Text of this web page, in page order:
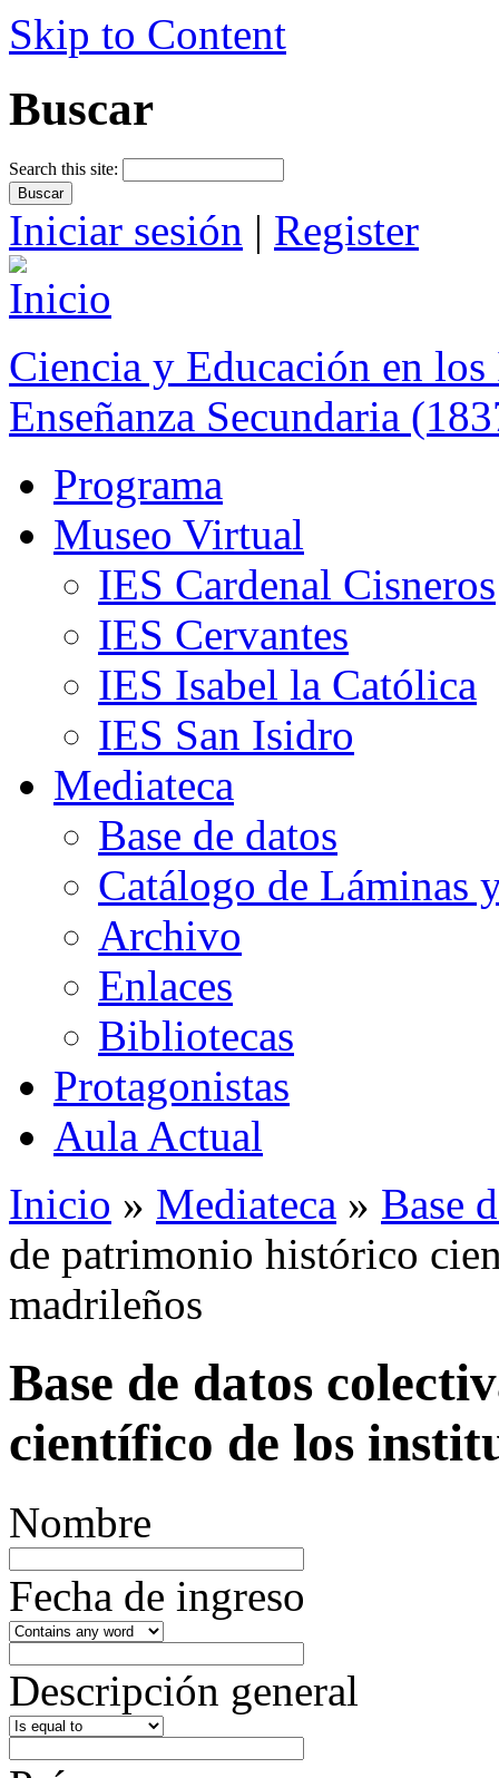
Skip to Content
Buscar
Search this site:
Iniciar sesión | Register
Ciencia y Educación en
Enseñanza Secundaria
Programa
Museo Virtual
IES Cardenal Cisneros
IES Cervantes
IES Isabel la Católica
IES San Isidro
Mediateca
Base de datos
Catálogo de Láminas
Archivo
Enlaces
Bibliotecas
Protagonistas
Aula Actual
Inicio » Mediateca » Base
de patrimonio histórico
madrileños
Base de datos
científico de los
Nombre
Fecha de ingreso
Descripción general